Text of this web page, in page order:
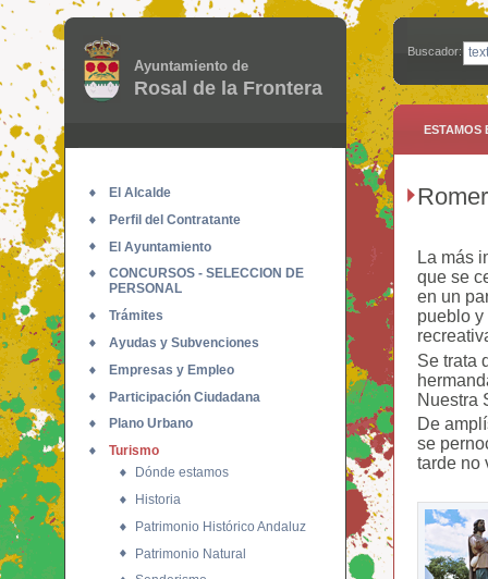
Ayuntamiento de
Rosal de la Frontera
El Alcalde
Perfil del Contratante
El Ayuntamiento
CONCURSOS - SELECCION DE
PERSONAL
Trámites
Ayudas y Subvenciones
Empresas y Empleo
Participación Ciudadana
Plano Urbano
Turismo
Dónde estamos
Historia
Patrimonio Histórico Andaluz
Patrimonio Natural
Buscador:
ESTAMOS
La más
que se
en un
pueblo
Se trata
Nuestra
De
se
tarde no